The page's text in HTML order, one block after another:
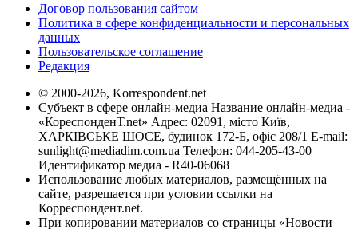
Договор пользования сайтом
Политика в сфере конфиденциальности и персональных
данных
Пользовательское соглашение
Редакция
© 2000-2026, Korrespondent.net
Субъект в сфере онлайн-медиа Название онлайн-медиа -
«КореспонденТ.net» Адрес: 02091, місто Київ,
ХАРКІВСЬКЕ ШОСЕ, будинок 172-Б, офіс 208/1 E-mail:
sunlight@mediadim.com.ua Телефон: 044-205-43-00
Идентификатор медиа - R40-06068
Использование любых материалов, размещённых на
сайте, разрешается при условии ссылки на
Корреспондент.net.
При копировании материалов со страницы «Новости